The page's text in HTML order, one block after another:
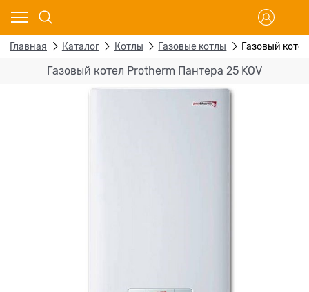
Главная Каталог Котлы Газовые котлы Газовый
Газовый котел Protherm Пантера 25 KOV